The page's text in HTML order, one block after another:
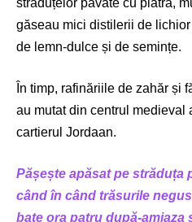
găseau mici distilerii de
de lemn-dulce și de semințe.
În timp, rafinăriile de zahăr și
au mutat din centrul medieval
cartierul Jordaan.
Pășește apăsat pe străduța
când în când trăsurile
bate ora patru după-amiaza